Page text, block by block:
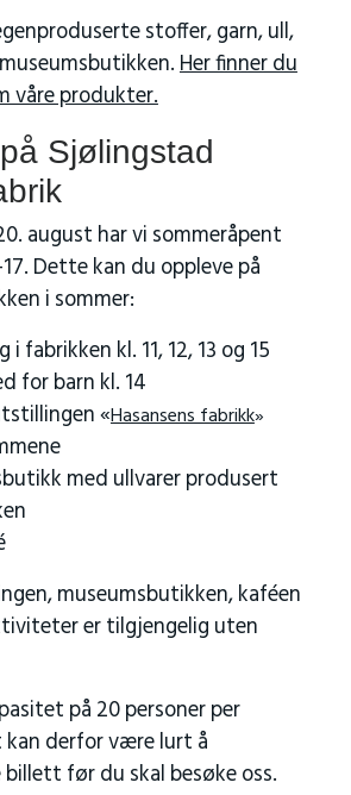
stoffer, garn, ull,
Her finner du
våre produkter.
Sjølingstad
august har vi sommeråpent
Dette kan du oppleve på
i sommer:
i fabrikken kl. 11, 12, 13 og 15
for barn kl. 14
«Hasansens fabrikk»
med ullvarer produsert
museumsbutikken, kaféen
er tilgjengelig uten
på 20 personer per
kan derfor være lurt å
før du skal besøke oss.